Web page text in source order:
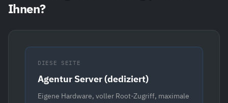
Ihnen?
DIESE SEITE
Agentur Server (dediziert)
Eigene Hardware, voller Root-Zugriff, maximale